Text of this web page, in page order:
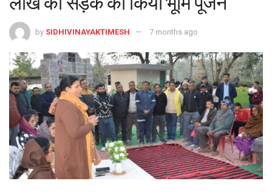
by SIDHIVINAYAKTIMESH 7 months ago